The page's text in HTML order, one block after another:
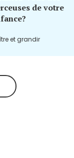
de votre
et grandir